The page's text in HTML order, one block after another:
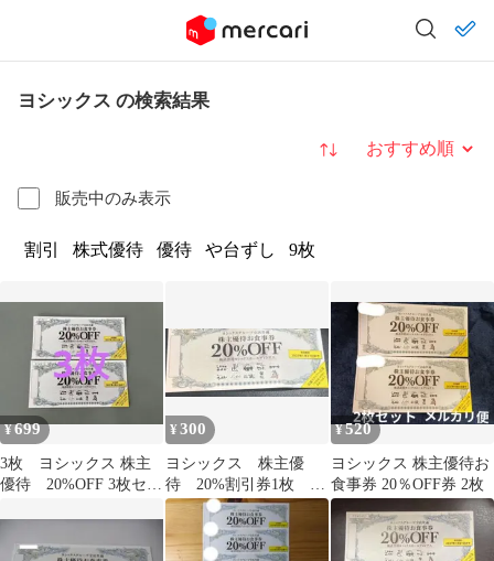
ヨシックス の検索結果
販売中のみ表示
並び替え
割引 株式優待 優待 や台ずし 9枚
¥699
3枚 ヨシックス 株主
優待 20%OFF 3枚セッ
¥300
ヨシックス 株主優
待 20%割引券1枚 や
台ずし
¥520
ヨシックス 株主優待お
食事券 20％OFF券 2枚